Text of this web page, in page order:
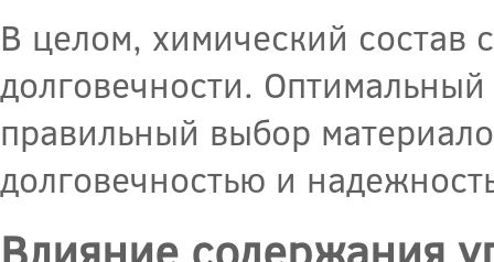
В целом, химический состав
долговечности.
правильный выбор
долговечностью и